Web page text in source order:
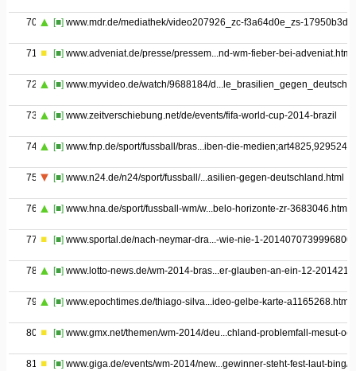
70 [■] www.mdr.de/mediathek/video207926_zc-f3a64d0e_zs-
71 [■] www.adveniat.de/presse/pressem...nd-wm-fieber-bei-adveniat.html
72 [■] www.myvideo.de/watch/9688184/
73 [■] www.zeitverschiebung.net/de/events/fifa-world-cup-2014-brazil
74 [■] www.fnp.de/sport/fussball/bras...iben-die-medien;art4825,929524
75 [■] www.n24.de/n24/sport/fussball/...asilien-gegen-deutschland.html
76 [■] www.hna.de/sport/fussball-wm/w...belo-horizonte-zr-3683046.html
77 [■] www.sportal.de/nach-neymar-dra...-wie-nie-1-
78 [■] www.lotto-news.de/wm-2014-bras...er-glauben-an-ein-12-
79 [■] www.epochtimes.de/thiago-silva...ideo-gelbe-karte-a1165268.html
80 [■] www.gmx.net/themen/wm-2014/deu...chland-problemfall-mesut-
81 [■] www.giga.de/events/wm-2014/new...gewinner-steht-fest-laut-bing/